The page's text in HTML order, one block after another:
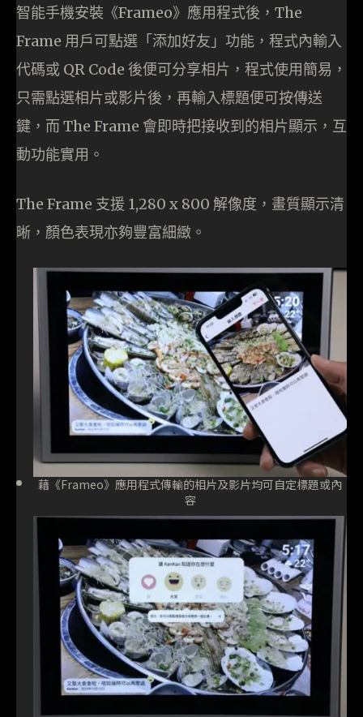
智能手機安裝《Frameo》應用程式後，The
Frame 用戶可點選「添加好友」功能，程式內輸入
代碼或 QR Code 後便可分享相片，程式使用簡易，
只需點選相片或影片後，再輸入標題便可按傳送
鍵，而 The Frame 會即時把接收到的相片顯示，互
動功能實用。
The Frame 支援 1,280 x 800 解像度，畫質顯示清
晰，顏色表現亦夠豐富細緻。
藉《Frameo》應用程式傳輸的相片及影片均可自定標題或內
容